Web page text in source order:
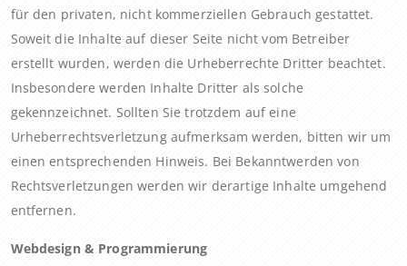
für den privaten, nicht kommerziellen Gebrauch gestattet.
Soweit die Inhalte auf dieser Seite nicht vom Betreiber
erstellt wurden, werden die Urheberrechte Dritter beachtet.
Insbesondere werden Inhalte Dritter als solche
gekennzeichnet. Sollten Sie trotzdem auf eine
Urheberrechtsverletzung aufmerksam werden, bitten wir um
einen entsprechenden Hinweis. Bei Bekanntwerden von
Rechtsverletzungen werden wir derartige Inhalte umgehend
entfernen.
Webdesign & Programmierung